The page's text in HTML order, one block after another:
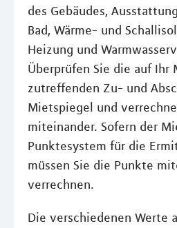
des Gebäudes,
Bad, Wärme- und
Heizung und
Überprüfen Sie die auf Ihr
zutreffenden Zu- und
Mietspiegel und
miteinander. Sofern der
Punktesystem für die
müssen Sie die Punkte
verrechnen.
Die verschiedenen Werte